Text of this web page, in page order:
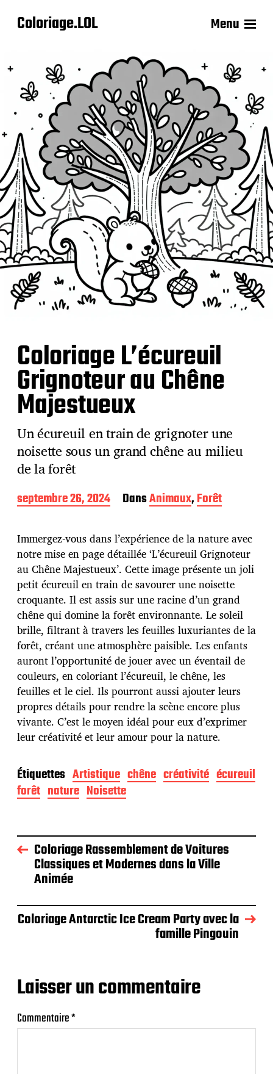
Coloriage.LOL Menu
Coloriage L’écureuil
Grignoteur au Chêne
Majestueux
Un écureuil en train de grignoter une
noisette sous un grand chêne au milieu
de la forêt
D
a
e
d
e
p
u
b
l
i
c
a
t
i
o
n
septembre 26, 2024 DansAnimaux,Forêt
Immergez-vous dans l’expérience de la nature avec
notre mise en page détaillée ‘L’écureuil Grignoteur
au Chêne Majestueux’. Cette image présente un joli
petit écureuil en train de savourer une noisette
croquante. Il est assis sur une racine d’un grand
chêne qui domine la forêt environnante. Le soleil
brille, filtrant à travers les feuilles luxuriantes de la
forêt, créant une atmosphère paisible. Les enfants
auront l’opportunité de jouer avec un éventail de
couleurs, en coloriant l’écureuil, le chêne, les
feuilles et le ciel. Ils pourront aussi ajouter leurs
propres détails pour rendre la scène encore plus
vivante. C’est le moyen idéal pour eux d’exprimer
leur créativité et leur amour pour la nature.
Étiquettes Artistique chêne créativité écureuil
forêt nature Noisette
Coloriage Rassemblement de Voitures
Classiques et Modernes dans la Ville
Animée
Coloriage Antarctic Ice Cream Party avec la
famille Pingouin
Laisser un commentaire
Commentaire*